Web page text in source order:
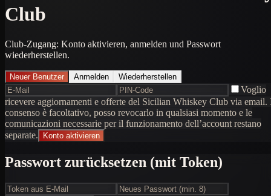
Club
Club-Zugang: Konto aktivieren, anmelden und Passwort
wiederherstellen.
Neuer Benutzer Anmelden Wiederherstellen
Voglio
ricevere aggiornamenti e offerte del Sicilian Whiskey Club via email.
consenso è facoltativo, posso revocarlo in qualsiasi momento e le
comunicazioni necessarie per il funzionamento dell’account restano
separate.
Konto aktivieren
Passwort zurücksetzen (mit Token)